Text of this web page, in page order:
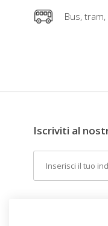
Bus,
Iscriviti al